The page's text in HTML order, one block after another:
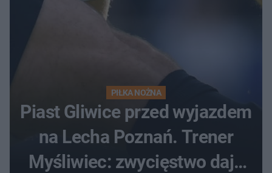
PIŁKA NOŻNA
Piast Gliwice przed wyjazdem
na Lecha Poznań. Trener
Myśliwiec: zwycięstwo daje